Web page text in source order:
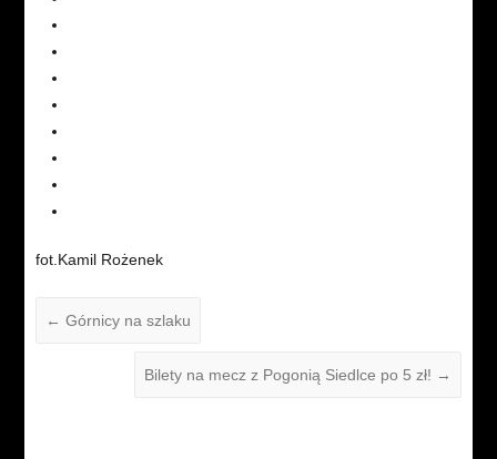
fot.Kamil Rożenek
← Górnicy na szlaku
Bilety na mecz z Pogonią Siedlce po 5 zł! →